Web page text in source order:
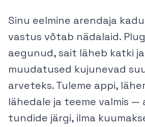
Sinu eelmine arendaja
vastus võtab nädalaid.
aegunud, sait läheb katki
muudatused kujunevad
arveteks. Tuleme appi,
lähedale ja teeme valmis —
tundide järgi, ilma